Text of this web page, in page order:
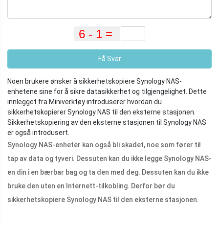
Få Svar
Noen brukere ønsker å sikkerhetskopiere Synology NAS-
enhetene sine for å sikre datasikkerhet og tilgjengelighet. Dette
innlegget fra Miniverktøy introduserer hvordan du
sikkerhetskopierer Synology NAS til den eksterne stasjonen.
Sikkerhetskopiering av den eksterne stasjonen til Synology NAS
er også introdusert.
Synology NAS-enheter kan også bli skadet, noe som fører til
tap av data og tyveri. Dessuten kan du ikke legge Synology NAS-
en din i en bærbar bag og ta den med deg. Dessuten kan du ikke
bruke den uten en Internett-tilkobling. Derfor bør du
sikkerhetskopiere Synology NAS til den eksterne stasjonen.